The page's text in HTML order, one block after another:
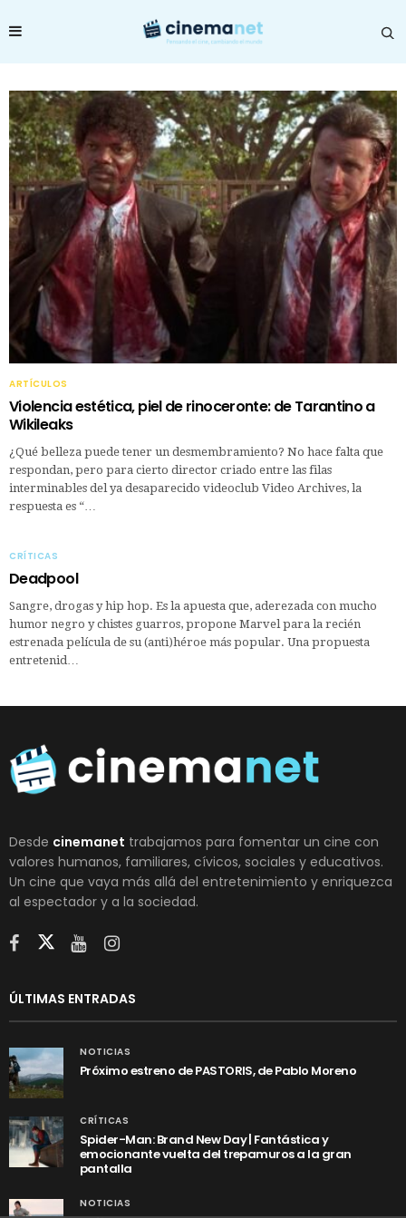
ARTÍCULOS
Violencia estética, piel de rinoceronte: de Tarantino a
Wikileaks
¿Qué belleza puede tener un desmembramiento? No hace falta que
respondan, pero para cierto director criado entre las filas
interminables del ya desaparecido videoclub Video Archives, la
respuesta es “…
CRÍTICAS
Deadpool
Sangre, drogas y hip hop. Es la apuesta que, aderezada con mucho
humor negro y chistes guarros, propone Marvel para la recién
estrenada película de su (anti)héroe más popular. Una propuesta
entretenid…
Desde cinemanet trabajamos para fomentar un cine con
valores humanos, familiares, cívicos, sociales y educativos.
Un cine que vaya más allá del entretenimiento y enriquezca
al espectador y a la sociedad.
ÚLTIMAS ENTRADAS
NOTICIAS
Próximo estreno de PASTORIS, de Pablo Moreno
CRÍTICAS
Spider-Man: Brand New Day | Fantástica y
emocionante vuelta del trepamuros a la gran
pantalla
NOTICIAS